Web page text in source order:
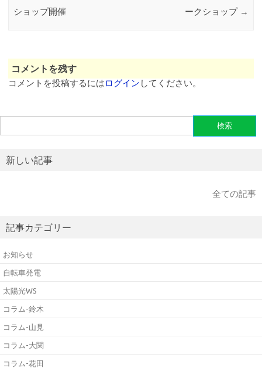
ショップ開催
ークショップ →
コメントを残す
コメントを投稿するにはログイン してください。
索:
新しい記事
全ての記事
記事カテゴリー
お知らせ
自転車発電
太陽光WS
コラム-鈴木
コラム-山見
コラム-大関
コラム-花田